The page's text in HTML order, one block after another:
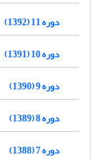
دوره 11 (1392)
دوره 10 (1391)
دوره 9 (1390)
دوره 8 (1389)
دوره 7 (1388)